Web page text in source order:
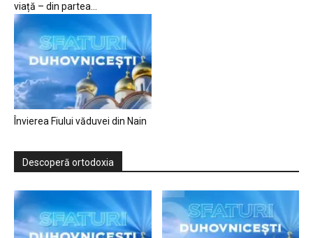
viață – din partea...
Învierea Fiului văduvei din Nain
Descoperă ortodoxia